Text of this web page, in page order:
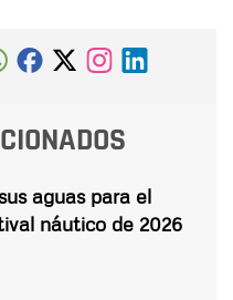
aguas para el
náutico de 2026